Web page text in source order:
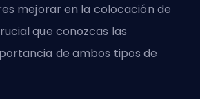
mejorar en la colocación de
que conozcas las
de ambos tipos de